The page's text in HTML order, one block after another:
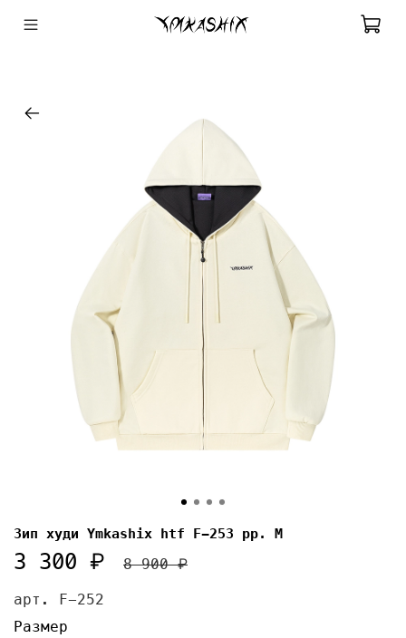
арт. F-252
Зип худи Ymkashix htf F-253 pp. М
3 300 ₽ 8 900 ₽
Размер